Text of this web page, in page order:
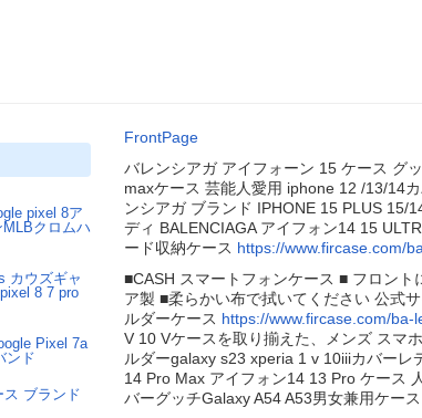
pixel 8ア
クロムハ
カウズギャ
8 7 pro
Pixel 7a
ンド
ブランド
FrontPage
バレンシアガ アイフォーン 15 ケース グ
maxケース 芸能人愛用 iphone 12 /13/14
ンシアガ ブランド IPHONE 15 PLUS 15/
ディ BALENCIAGA アイフォン14 15
ード収納ケース https://www.fircase.com/
■CASH スマートフォンケース ■ フロン
ア製 ■柔らかい布で拭いてください 公式
ルダーケース https://www.fircase.com/
V 10 Vケースを取り揃えた、メンズ スマ
ルダーgalaxy s23 xperia 1 v 10iiiカバーレ
14 Pro Max アイフォン14 13 Pro ケース
バーグッチGalaxy A54 A53男女兼用ケース